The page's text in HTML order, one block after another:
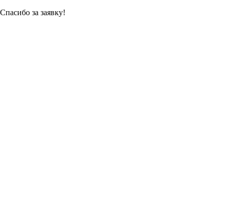
Спасибо за заявку!